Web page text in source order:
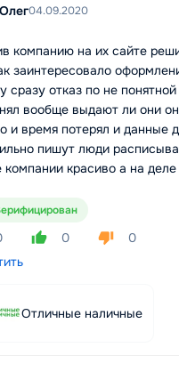
Олег04.09.2020
компанию на их сайте
заинтересовало
сразу отказ по не
вообще выдают ли они
и время потерял и данные
пишут люди
компании красиво а на
0
0
Отличные наличные